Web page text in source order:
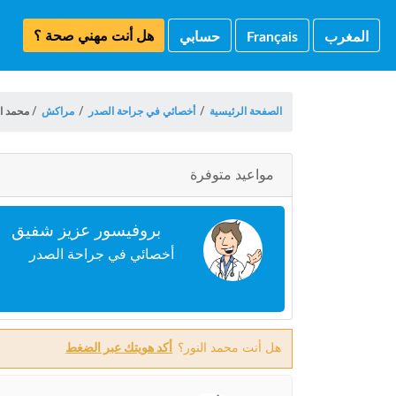
هل أنت مهني صحة ؟ حسابي Français المغرب
الصفحة الرئيسية / أخصائي في جراحة الصدر / مراكش / محمد
مواعيد متوفرة
بروفيسور عزيز شفيق
أخصائي في جراحة الصدر
هل أنت محمد النور؟ أكد هويتك عبر الضغط